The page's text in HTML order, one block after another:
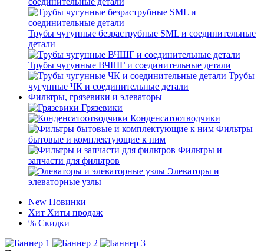
Трубы чугунные безраструбные SML и соединительные
детали
Трубы чугунные ВЧШГ и соединительные детали
Трубы
чугунные ЧК и соединительные детали
Фильтры, грязевики и элеваторы
Грязевики
Конденсатоотводчики
Фильтры
бытовые и комплектующие к ним
Фильтры и
запчасти для фильтров
Элеваторы и
элеваторные узлы
New Новинки
Хит Хиты продаж
% Скидки